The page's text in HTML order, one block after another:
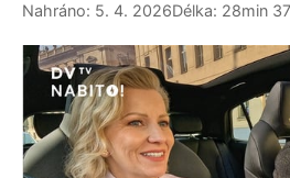
Nahráno: 5. 4. 2026Délka: 28min